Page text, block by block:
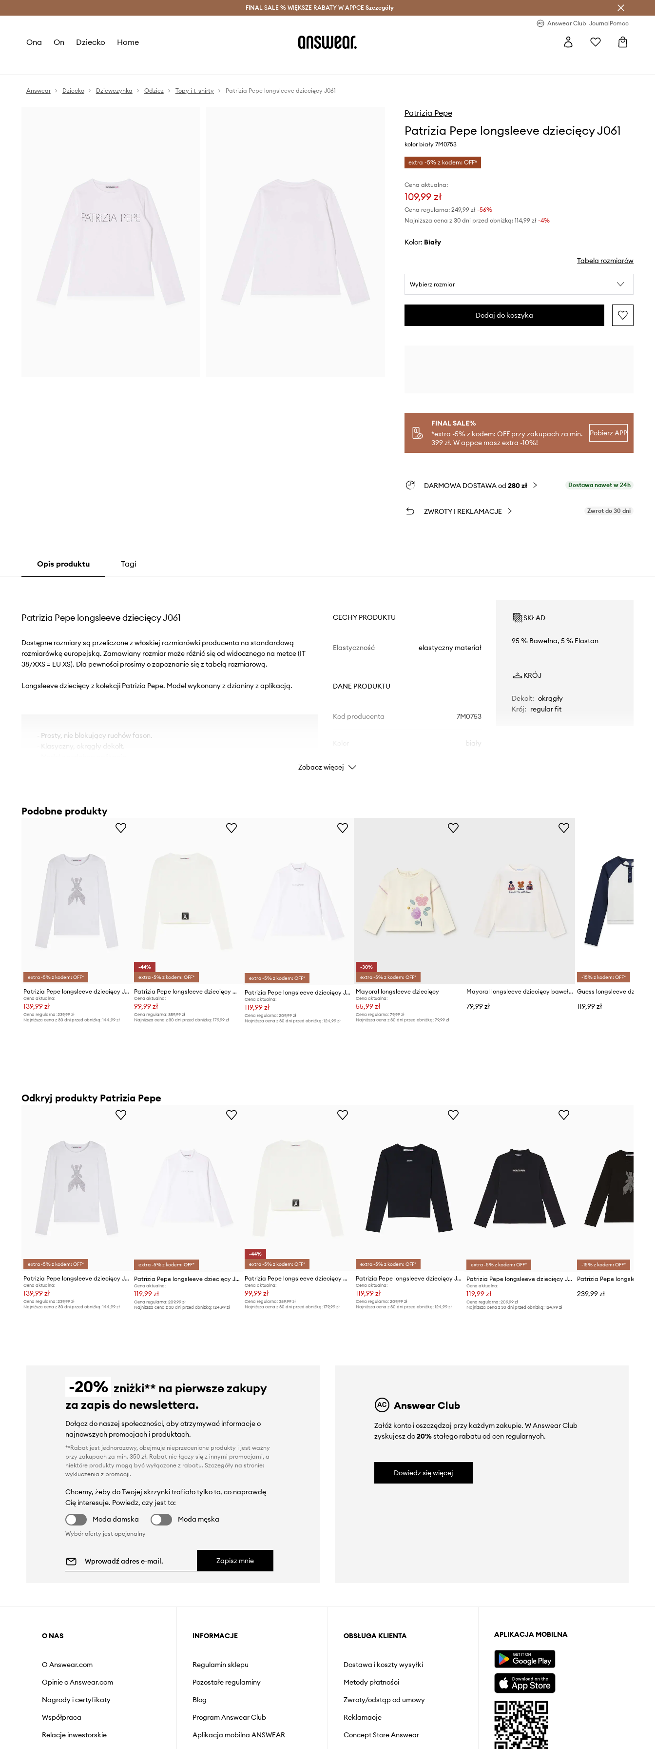
Oszczędzaj z Answear Club > Dostawa nawet w 24h >
FINAL SALE % WIĘKSZE RABATY W APPCE Szczegóły
Answear Club JournalPomoc
Ona On Dziecko Home
Answear Dziecko Dziewczynka Odzież Topy i t-shirty Patrizia Pepe longsleeve dziecięcy J061
Patrizia Pepe
Patrizia Pepe longsleeve dziecięcy J061
kolor biały 7M0753
extra -5% z kodem: OFF*
Cena aktualna:
109,99 zł
Cena regularna: 249,99 zł-56%
Najniższa cena z 30 dni przed obniżką: 114,99 zł -4%
Kolor: biały
Tabela rozmiarów
Wybierz rozmiar
Dodaj do koszyka
FINAL SALE%
*extra -5% z kodem: OFF przy zakupach za min.
399 zł. W appce masz extra -10%!
Pobierz APP
DARMOWA DOSTAWA od 280 zł Dostawa nawet w 24h
ZWROTY I REKLAMACJE Zwrot do 30 dni
Opis produktu Tagi
Patrizia Pepe longsleeve dziecięcy J061
Dostępne rozmiary są przeliczone z włoskiej rozmiarówki producenta na standardową
rozmiarówkę europejską. Zamawiany rozmiar może różnić się od widocznego na metce (IT
38/XXS = EU XS). Dla pewności prosimy o zapoznanie się z tabelą rozmiarową.
Longsleeve dziecięcy z kolekcji Patrizia Pepe. Model wykonany z dzianiny z aplikacją.
- Prosty, nie blokujący ruchów fason.
- Klasyczny, okrągły dekolt.
CECHY PRODUKTU
Elastyczność elastyczny materiał
DANE PRODUKTU
Kod producenta 7M0753
biały
Marka
ID Produktu
SKŁAD
95 % Bawełna, 5 % Elastan
KRÓJ
Dekolt: okrągły
Krój: regular fit
Zobacz więcej
Podobne produkty
extra -5% z kodem: OFF*
Patrizia Pepe longsleeve dziecięcy J051
Cena aktualna:
139,99 zł
Cena regularna: 239,99 zł
Najniższa cena z 30 dni przed obniżką: 144,99 zł
-44%
extra -5% z kodem: OFF*
Patrizia Pepe longsleeve dziecięcy W146
Cena aktualna:
99,99 zł
Cena regularna:359,99 zł
Najniższa cena z 30 dni przed obniżką:179,99 zł
extra -5% z kodem: OFF*
Patrizia Pepe longsleeve dziecięcy J061
Cena aktualna:
119,99 zł
Cena regularna: 209,99 zł
Najniższa cena z 30 dni przed obniżką: 124,99 zł
-30%
extra -5% z kodem: OFF*
Mayoral longsleeve dziecięcy
Cena aktualna:
55,99 zł
Cena regularna: 79,99 zł
Najniższa cena z 30 dni przed obniżką: 79,99 zł
Mayoral longsleeve dziecięcy bawełniany
79,99 zł
-15% z kodem: OFF*
119,99 zł
Odkryj produkty Patrizia Pepe
extra -5% z kodem: OFF*
Patrizia Pepe longsleeve dziecięcy J051
Cena aktualna:
139,99 zł
Cena regularna: 239,99 zł
Najniższa cena z 30 dni przed obniżką: 144,99 zł
extra -5% z kodem: OFF*
Patrizia Pepe longsleeve dziecięcy J061
Cena aktualna:
119,99 zł
Cena regularna:209,99 zł
Najniższa cena z 30 dni przed obniżką:124,99 zł
-44%
extra -5% z kodem: OFF*
Patrizia Pepe longsleeve dziecięcy W146
Cena aktualna:
99,99 zł
Cena regularna: 359,99 zł
Najniższa cena z 30 dni przed obniżką: 179,99 zł
extra -5% z kodem: OFF*
Patrizia Pepe longsleeve dziecięcy J331
Cena aktualna:
119,99 zł
Cena regularna: 209,99 zł
Najniższa cena z 30 dni przed obniżką: 124,99 zł
extra -5% z kodem: OFF*
Patrizia Pepe longsleeve dziecięcy J061
Cena aktualna:
119,99 zł
Cena regularna:209,99 zł
Najniższa cena z 30 dni przed obniżką:124,99 zł
-15% z kodem: OFF*
239,99 zł
-20% zniżki** na pierwsze zakupy
za zapis do newslettera.
Dołącz do naszej społeczności, aby otrzymywać informacje o
najnowszych promocjach i produktach.
**Rabat jest jednorazowy, obejmuje nieprzecenione produkty i jest ważny
przy zakupach za min. 350 zł. Rabat nie łączy się z innymi promocjami, a
niektóre produkty mogą być wyłączone z rabatu. Szczegóły na stronie:
wykluczenia z promocji.
Chcemy, żeby do Twojej skrzynki trafiało tylko to, co naprawdę
Cię interesuje. Powiedz, czy jest to:
Moda damska
Moda męska
Wybór oferty jest opcjonalny
Zapisz mnie
Answear Club
Załóż konto i oszczędzaj przy każdym zakupie. W Answear Club
zyskujesz do20%stałego rabatu od cen regularnych.
Dowiedz się więcej
O NAS
O Answear.com
Opinie o Answear.com
Nagrody i certyfikaty
Współpraca
Relacje inwestorskie
INFORMACJE
Regulamin sklepu
Pozostałe regulaminy
Blog
Program Answear Club
Aplikacja mobilna ANSWEAR
OBSŁUGA KLIENTA
Dostawa i koszty wysyłki
Metody płatności
Zwroty/odstąp od umowy
Reklamacje
Concept Store Answear
APLIKACJA MOBILNA